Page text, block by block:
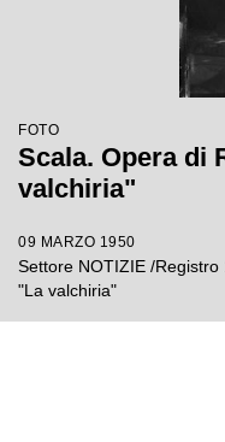
FOTO
Scala. Opera di
valchiria"
09 MARZO 1950
Settore NOTIZIE /
"La valchiria"